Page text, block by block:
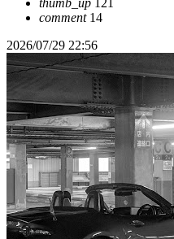
thumb_up 121
comment14
2026/07/29 22:56